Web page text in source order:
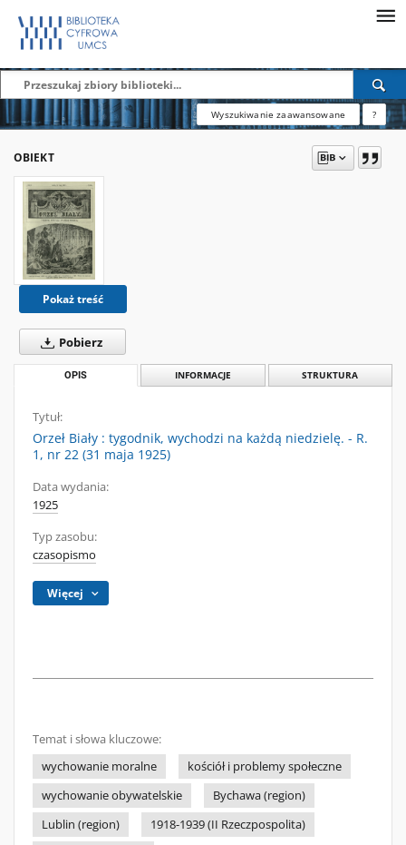
Wyszukiwanie zaawansowane ?
OBIEKT
Pokaż treść
Pobierz
OPIS INFORMACJE STRUKTURA
Tytuł:
Orzeł Biały : tygodnik, wychodzi na każdą niedzielę. - R.
1, nr 22 (31 maja 1925)
Data wydania:
1925
Typ zasobu:
czasopismo
Więcej
Temat i słowa kluczowe:
wychowanie moralne
kościół i problemy społeczne
wychowanie obywatelskie
Bychawa (region)
Lublin (region)
1918-1939 (II Rzeczpospolita)